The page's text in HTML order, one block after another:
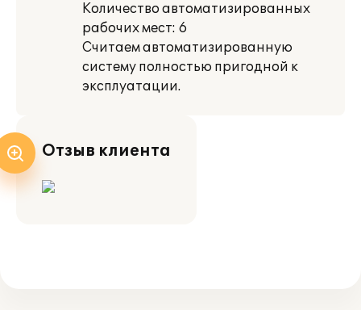
Количество автоматизированных
рабочих мест: 6
Считаем автоматизированную
систему полностью пригодной к
эксплуатации.
Отзыв клиента